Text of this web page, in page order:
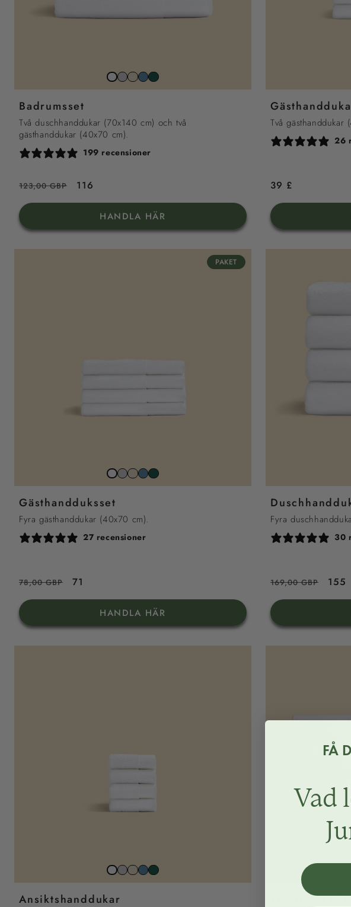
Snow
white
Stone
grey
Beach
sand
North
sea
Juniper
grön
Badrumsset
Två duschhanddukar (70x140 cm) och två
gästhanddukar (40x70 cm).
199 recensioner
Ordinarie
pris
123,00 GBP Reapris
116
HANDLA HÄR
Två gästhanddukar
26
Ordinarie
pris
39 £
Snow
white
Stone
grey
Beach
sand
North
sea
Juniper
grön
PAKET
Gästhandduksset
Fyra gästhanddukar (40x70 cm).
27 recensioner
Ordinarie
pris
78,00 GBP Reapris
71
HANDLA HÄR
Fyra
30
Ordinarie
pris
169,00 GBP 155
Snow
White
Stone
Grey
Beach
Sand
North
Sea
Juniper
Green
Ansiktshanddukar The Hôtel
FÅ
Vad